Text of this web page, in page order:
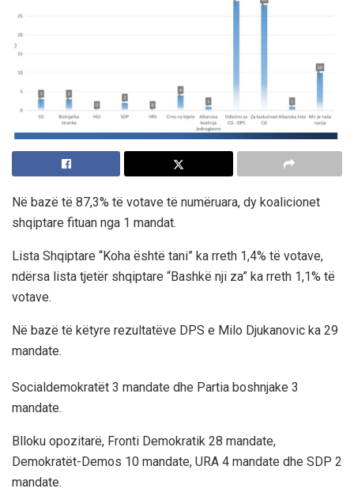
Në bazë të 87,3% të votave të numëruara, dy koalicionet
shqiptare fituan nga 1 mandat.
Lista Shqiptare “Koha është tani” ka rreth 1,4% të votave,
ndërsa lista tjetër shqiptare “Bashkë nji za” ka rreth 1,1% të
votave.
Në bazë të këtyre rezultatëve DPS e Milo Djukanovic ka 29
mandate.
Socialdemokratët 3 mandate dhe Partia boshnjake 3
mandate.
Blloku opozitarë, Fronti Demokratik 28 mandate,
Demokratët-Demos 10 mandate, URA 4 mandate dhe SDP 2
mandate.